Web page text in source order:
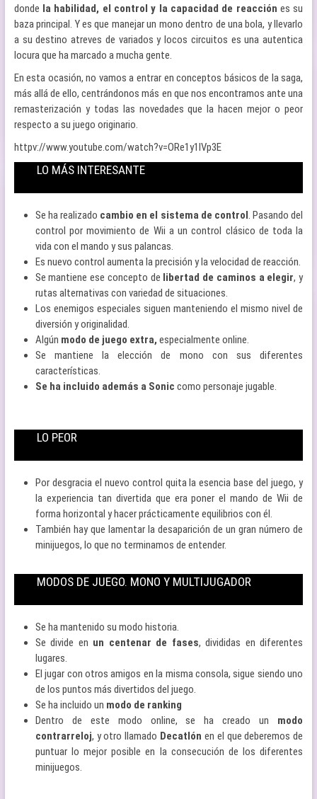
donde la habilidad, el control y la capacidad de reacción es su
baza principal. Y es que manejar un mono dentro de una bola, y llevarlo
a su destino atreves de variados y locos circuitos es una autentica
locura que ha marcado a mucha gente.
En esta ocasión, no vamos a entrar en conceptos básicos de la saga,
más allá de ello, centrándonos más en que nos encontramos ante una
remasterización y todas las novedades que la hacen mejor o peor
respecto a su juego originario.
httpv://www.youtube.com/watch?v=ORe1y1lVp3E
LO MÁS INTERESANTE
Se ha realizado cambio en el sistema de control . Pasando del
control por movimiento de Wii a un control clásico de toda la
vida con el mando y sus palancas.
Es nuevo control aumenta la precisión y la velocidad de reacción.
Se mantiene ese concepto de libertad de caminos a elegir, y
rutas alternativas con variedad de situaciones.
Los enemigos especiales siguen manteniendo el mismo nivel de
diversión y originalidad.
Algún modo de juego extra, especialmente online.
Se mantiene la elección de mono con sus diferentes
características.
Se ha incluido además a Sonic como personaje jugable.
LO PEOR
Por desgracia el nuevo control quita la esencia base del juego, y
la experiencia tan divertida que era poner el mando de Wii de
forma horizontal y hacer prácticamente equilibrios con él.
También hay que lamentar la desaparición de un gran número de
minijuegos, lo que no terminamos de entender.
MODOS DE JUEGO. MONO Y MULTIJUGADOR
Se ha mantenido su modo historia.
Se divide en un centenar de fases, divididas en diferentes
lugares.
El jugar con otros amigos en la misma consola, sigue siendo uno
de los puntos más divertidos del juego.
Se ha incluido un modo de ranking
Dentro de este modo online, se ha creado un modo
contrarreloj, y otro llamado Decatlón en el que deberemos de
puntuar lo mejor posible en la consecución de los diferentes
minijuegos.